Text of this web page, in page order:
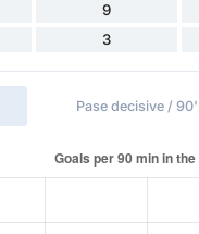
9
3
Pase decisive / 90'